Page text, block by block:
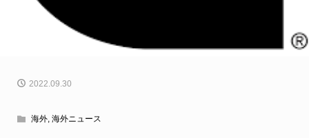
2022.09.30
海外, 海外ニュース